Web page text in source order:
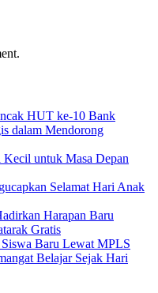
HUT ke-10 Bank
dalam Mendorong
Kecil untuk Masa Depan
Selamat Hari Anak
Harapan Baru
Gratis
Baru Lewat MPLS
Belajar Sejak Hari